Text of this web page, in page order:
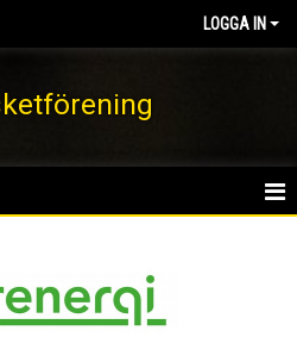
LOGGA IN